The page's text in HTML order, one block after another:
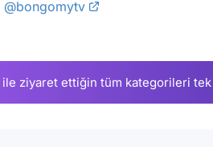
@bongomytv
ile ziyaret ettiğin tüm kategorileri tek